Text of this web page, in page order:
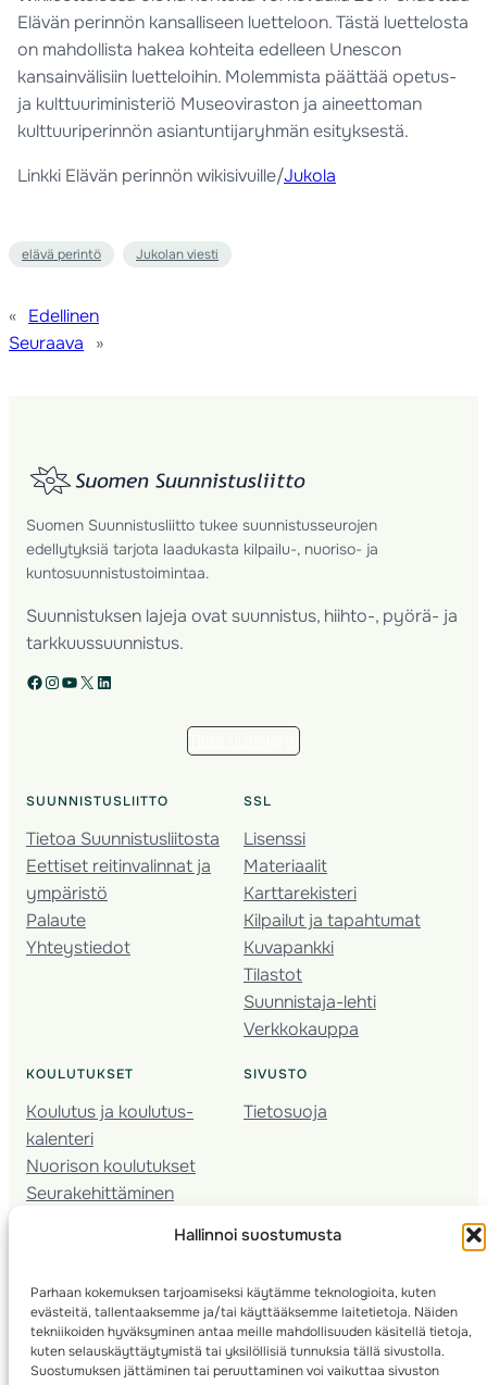
Hallinnoi suostumusta
Parhaan kokemuksen tarjoamiseksi käytämme teknologioita, kuten
evästeitä, tallentaaksemme ja/tai käyttääksemme laitetietoja. Näiden
tekniikoiden hyväksyminen antaa meille mahdollisuuden käsitellä tietoja,
kuten selauskäyttäytymistä tai yksilöllisiä tunnuksia tällä sivustolla.
Suostumuksen jättäminen tai peruuttaminen voi vaikuttaa sivuston
Elävän perinnön kansalliseen luetteloon. Tästä luettelosta
on mahdollista hakea kohteita edelleen Unescon
kansainvälisiin luetteloihin. Molemmista päättää opetus-
ja kulttuuriministeriö Museoviraston ja aineettoman
kulttuuriperinnön asiantuntijaryhmän esityksestä.
Linkki Elävän perinnön wikisivuille/Jukola
elävä perintö Jukolan viesti
« Edellinen
Seuraava
»
Suomen Suunnistusliitto tukee suunnistusseurojen
edellytyksiä tarjota laadukasta kilpailu-, nuoriso- ja
kuntosuunnistustoimintaa.
Suunnistuksen lajeja ovat suunnistus, hiihto-, pyörä- ja
tarkkuussuunnistus.
Facebook Instagram YouTube X LinkedIn
SUUNNISTUSLIITTO
Tietoa Suunnistusliitosta
Eettiset reitinvalinnat ja
ympäristö
Palaute
Yhteystiedot
SSL
Lisenssi
Materiaalit
Karttarekisteri
Kilpailut ja tapahtumat
Kuvapankki
Tilastot
Suunnistaja-lehti
Verkkokauppa
KOULUTUKSET
Koulutus ja koulutus­
kalenteri
Nuorison koulutukset
Seura­kehittäminen
SIVUSTO
Tietosuoja
© 2025 ·Suomen Suunnistusliitto· Valimotie 10, 00380 Helsinki, Finland
info(a)suunnistusliitto.fi,Rastilipun asiat: rastilippu(a)suunnistusliitto.fi